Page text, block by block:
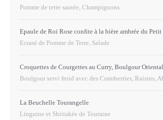
Pomme de terre sautée, Champignons
Epaule de Roi Rose confite à la bière ambrée du
Ecrasé de Pomme de Terre, Salade
Croquettes de Courgettes au Curry, Boulgour
Boulgour servi froid avec des Cramberries, Raisins,
La Beuchelle Tourangelle
Linguine et Shiitakée de Touraine